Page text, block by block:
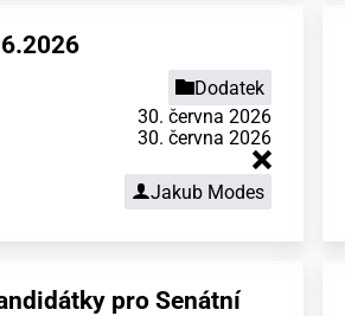
Dodatek
30. června 2026
30. června 2026
Jakub Modes
pro Senátní